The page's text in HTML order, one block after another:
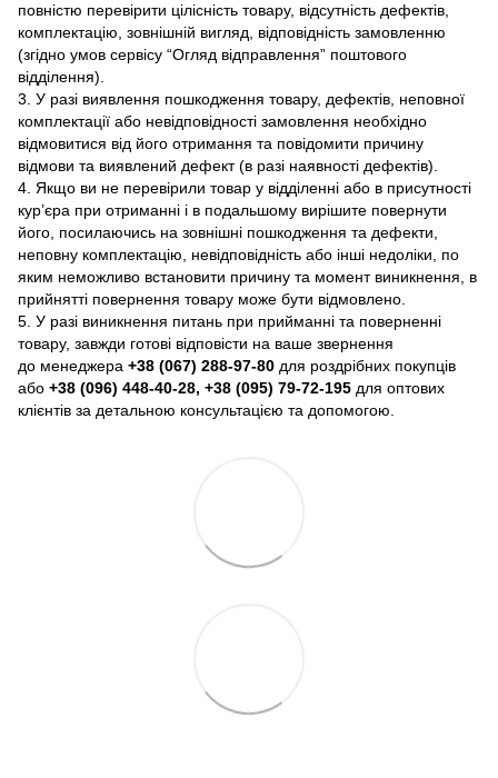
повністю перевірити цілісність товару, відсутність дефектів,
комплектацію, зовнішній вигляд, відповідність замовленню
(згідно умов сервісу “Огляд відправлення” поштового
відділення).
3. У разі виявлення пошкодження товару, дефектів, неповної
комплектації або невідповідності замовлення необхідно
відмовитися від його отримання та повідомити причину
відмови та виявлений дефект (в разі наявності дефектів).
4. Якщо ви не перевірили товар у відділенні або в присутності
кур’єра при отриманні і в подальшому вирішите повернути
його, посилаючись на зовнішні пошкодження та дефекти,
неповну комплектацію, невідповідність або інші недоліки, по
яким неможливо встановити причину та момент виникнення, в
прийнятті повернення товару може бути відмовлено.
5. У разі виникнення питань при прийманні та поверненні
товару, завжди готові відповісти на ваше звернення
до менеджера +38 (067) 288-97-80 для роздрібних покупців
або +38 (096) 448-40-28, +38 (095) 79-72-195 для оптових
клієнтів за детальною консультацією та допомогою.